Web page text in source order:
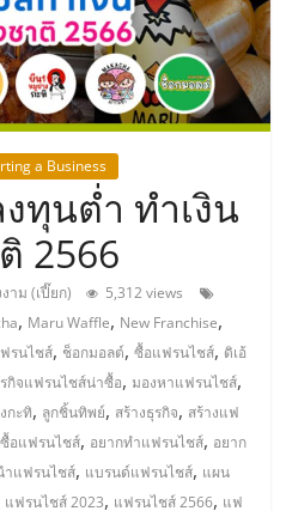
a Business
ทุนต่ำ ทำเงิน
2566
าม (เปี๊ยก)
5,312 views
, Maru Waffle, New Franchise,
รนไชส์, ช็อกมอลต์,ซื้อแฟรนไชส์, ดิเอ้
กิจแฟรนไชส์น่าซื้อ,มองหาแฟรนไชส์,
กะทิ, ลูกชิ้นทิพย์, สร้างธุรกิจ, สร้างแฟ
อแฟรนไชส์, อยากทำแฟรนไชส์, อยาก
ำแฟรนไชส์, แบรนด์แฟรนไชส์, แผน
แฟรนไชส์ 2023, แฟรนไชส์ 2566, แฟ